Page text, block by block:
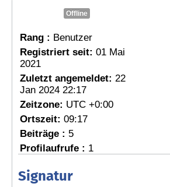
Offline
Rang : Benutzer
Registriert seit: 01 Mai
2021
Zuletzt angemeldet: 22
Jan 2024 22:17
Zeitzone: UTC +0:00
Ortszeit: 09:17
Beiträge : 5
Profilaufrufe : 1
Signatur